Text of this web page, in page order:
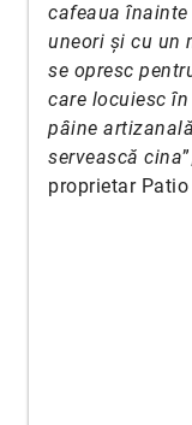
cafeaua
uneori şi cu un
se opresc
care locuiesc
pâine
servească cina
proprietar